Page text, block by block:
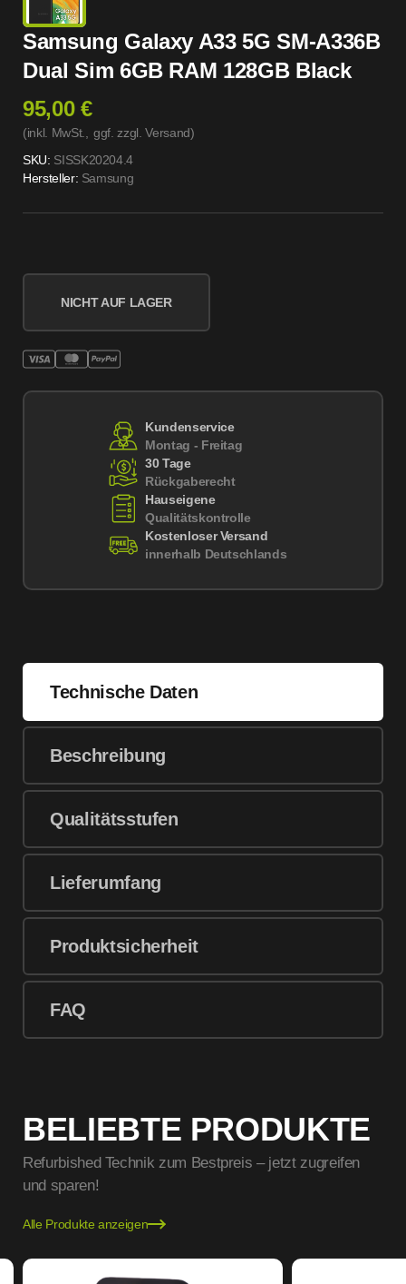
Samsung Galaxy A33 5G SM-A336B
Dual Sim 6GB RAM 128GB Black
95,00 €
(inkl. MwSt., ggf. zzgl. Versand)
SKU: SISSK20204.4
Hersteller: Samsung
NICHT AUF LAGER
Kundenservice
Montag - Freitag
30 Tage
Rückgaberecht
Hauseigene
Qualitätskontrolle
Kostenloser Versand
innerhalb Deutschlands
Technische Daten
Beschreibung
Qualitätsstufen
Lieferumfang
Produktsicherheit
FAQ
BELIEBTE PRODUKTE
Refurbished Technik zum Bestpreis – jetzt zugreifen
und sparen!
Alle Produkte anzeigen